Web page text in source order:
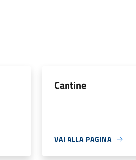
Cantine
VAI ALLA PAGINA